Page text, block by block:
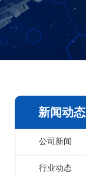
新闻动态
公司新闻
行业动态